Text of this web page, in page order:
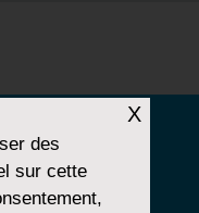
X
des
sur cette